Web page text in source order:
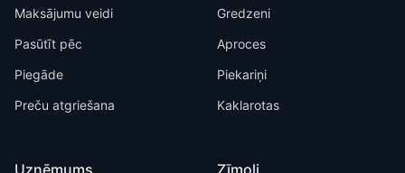
Maksājumu veidi
Pasūtīt pēc
Piegāde
Preču atgriešana
Uzņēmums
Gredzeni
Aproces
Piekariņi
Kaklarotas
Zīmoli